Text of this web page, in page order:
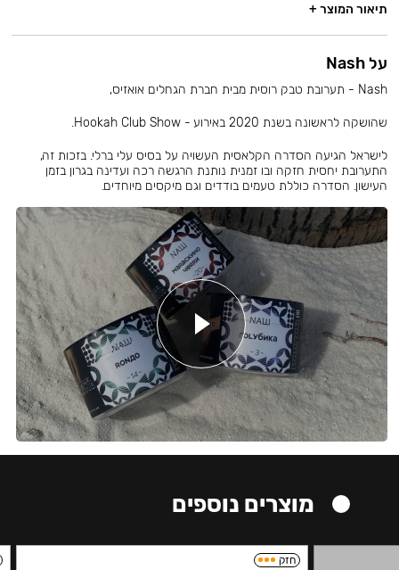
תיאור המוצר +
על Nash
Nash - תערובת טבק רוסית מבית חברת הגחלים אואזיס,
שהושקה לראשונה בשנת 2020 באירוע - Hookah Club Show.
לישראל הגיעה הסדרה הקלאסית העשויה על בסיס עלי ברלי. בזכות זה,
התערובת יחסית חזקה ובו זמנית נותנת הרגשה רכה ועדינה בגרון בזמן
העישון. הסדרה כוללת טעמים בודדים וגם מיקסים מיוחדים.
מוצרים נוספים
חזק